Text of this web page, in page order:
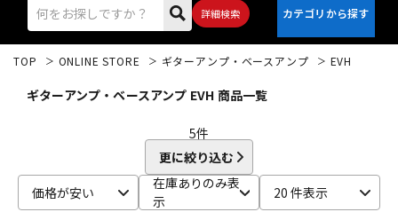
詳細検索
TOP ONLINE STORE ギターアンプ・ベースアンプ EVH
ギターアンプ・ベースアンプ EVH 商品一覧
5件
更に絞り込む
価格が安い
在庫ありのみ表
示
20 件表示